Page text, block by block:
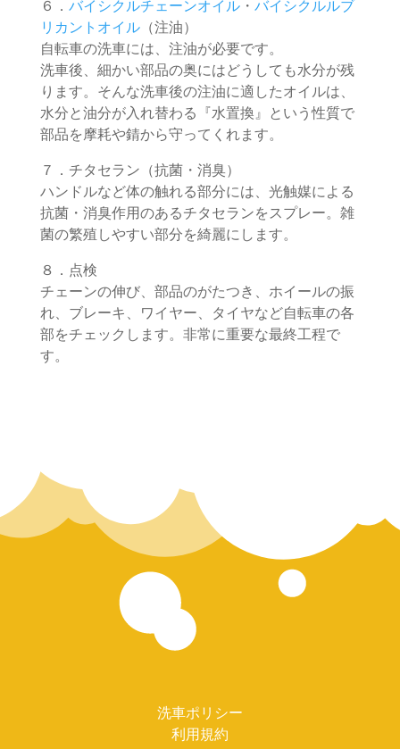
６． バイシクルチェーンオイル・ バイシクルルブ
リカントオイル（注油）
自転車の洗車には、注油が必要です。
洗車後、細かい部品の奥にはどうしても水分が残
ります。そんな洗車後の注油に適したオイルは、
水分と油分が入れ替わる『水置換』という性質で
部品を摩耗や錆から守ってくれます。
７．チタセラン（抗菌・消臭）
ハンドルなど体の触れる部分には、光触媒による
抗菌・消臭作用のあるチタセランをスプレー。雑
菌の繁殖しやすい部分を綺麗にします。
８．点検
チェーンの伸び、部品のがたつき、ホイールの振
れ、ブレーキ、ワイヤー、タイヤなど自転車の各
部をチェックします。非常に重要な最終工程で
す。
洗車ポリシー
利用規約